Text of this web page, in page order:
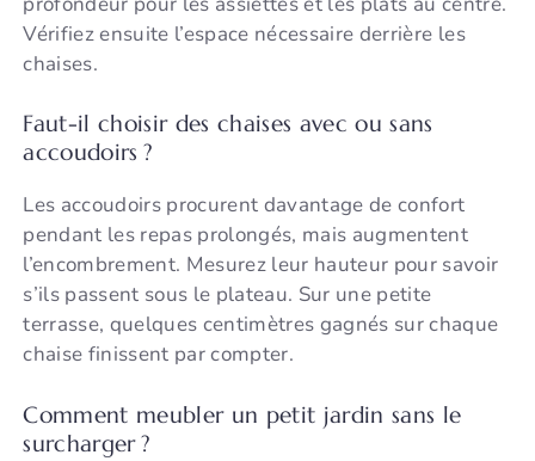
Vérifiez ensuite l’espace nécessaire derrière les
chaises.
Faut-il choisir des chaises avec ou sans
accoudoirs ?
Les accoudoirs procurent davantage de confort
pendant les repas prolongés, mais augmentent
l’encombrement. Mesurez leur hauteur pour savoir
s’ils passent sous le plateau. Sur une petite
terrasse, quelques centimètres gagnés sur chaque
chaise finissent par compter.
Comment meubler un petit jardin sans le
surcharger ?